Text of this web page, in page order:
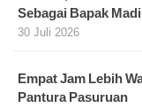
Sebagai Bapak
30 Juli 2026
Empat Jam Lebih
Pantura Pasuruan